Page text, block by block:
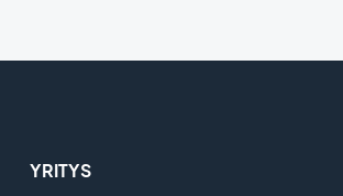
YRITYS